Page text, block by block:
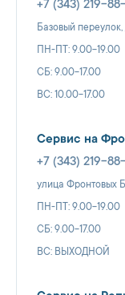
+7 (343) 219-
Базовый
ПН-ПТ: 9.00-19.00
СБ: 9.00-17.00
ВС: 10.00-17.00
Сервис на
+7 (343) 219-
улица Фронтовых
ПН-ПТ: 9.00-19.00
СБ: 9.00-17.00
ВС: ВЫХОДНОЙ